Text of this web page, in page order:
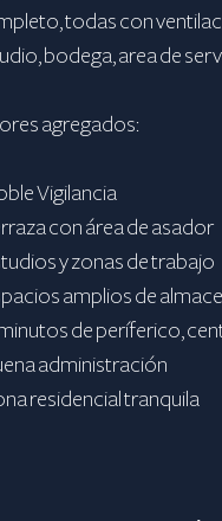
todas con
bodega, area de
agregados:
Vigilancia
con área de asador
y zonas de trabajo
amplios de
de períferico,
administración
residencial tranquila